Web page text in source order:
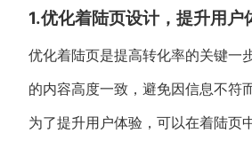
1.优化着陆页设计，提升用户
优化着陆页是提高转化率的关键一
的内容高度一致，避免因信息不符
为了提升用户体验，可以在着陆页